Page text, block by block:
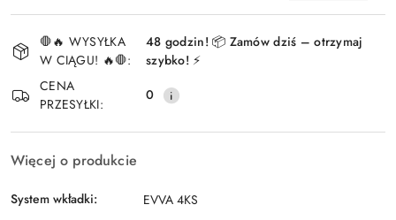
Wyślij
Dostępność
i
dostawa
🛑🔥 WYSYŁKA
W CIĄGU! 🔥🛑:
48 godzin! 📦 Zamów dziś – otrzymaj
szybko! ⚡
CENA
PRZESYŁKI:
0
Więcej o produkcie
System wkładki:
EVVA 4KS